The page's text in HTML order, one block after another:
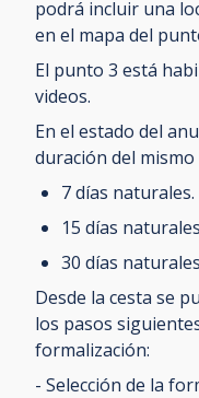
podrá incluir una
en el mapa del
El punto 3 está
videos.
En el estado del
duración del
7 días naturales.
15 días
30 días
Desde la cesta se
los pasos
formalización:
- Selección de la